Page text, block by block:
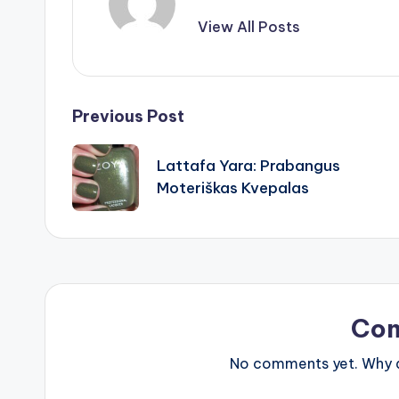
View All Posts
Post
navigation
Previous Post
Lattafa Yara: Prabangus
Moteriškas Kvepalas
No comments yet. Why